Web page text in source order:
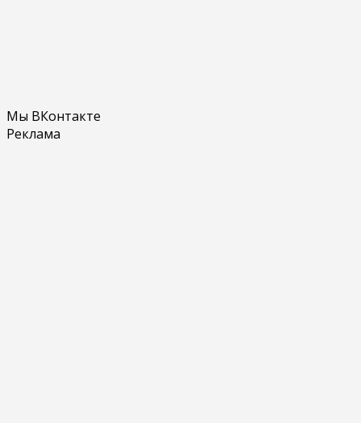
Мы ВКонтакте
Реклама